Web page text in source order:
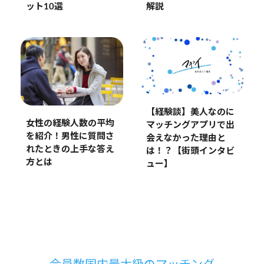
ット10選
解説
女性の経験人数の平均
を紹介！男性に質問さ
れたときの上手な答え
方とは
【経験談】美人なのに
マッチングアプリで出
会えなかった理由と
は！？【街頭インタビ
ュー】